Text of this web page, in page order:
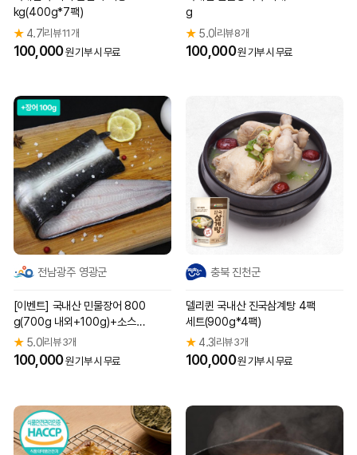
kg(400g*7팩)
★4.7| 리뷰 11개
100,000원 기부 시 무료
g
★ 5.0 리뷰 8개
100,000원 기부 시 무료
전남광주 영광군
[이벤트] 국내산 민물장어 800
g(700g 내외+100g)+소스 2
종+생강 35g
★5.0| 리뷰 3개
100,000원 기부 시 무료
충북 진천군
델리퀸 국내산 진국삼계탕 4팩
세트(900g*4팩)
★ 4.3 리뷰 3개
100,000원 기부 시 무료